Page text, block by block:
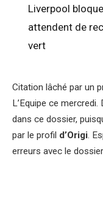
Liverpool
attendent de
vert
Citation lâché par un
L’Equipe ce
dans ce dossier,
par le profil d’Origi.
erreurs avec le dossier